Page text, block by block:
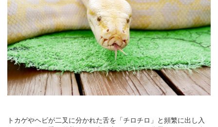
トカゲやヘビが二叉に分かれた舌を「チロチロ」と頻繁に出し入